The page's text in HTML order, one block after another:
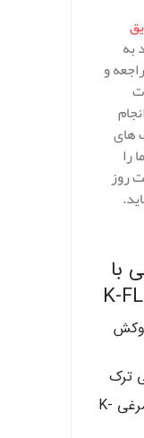
به
و
های
را
روز
با
ترک
عایق الاستومری شانه تخم مرغی K-